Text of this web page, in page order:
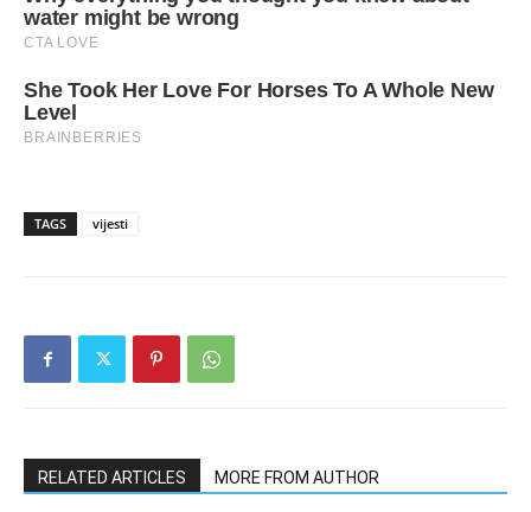
TAGS vijesti
RELATED ARTICLES MORE FROM AUTHOR